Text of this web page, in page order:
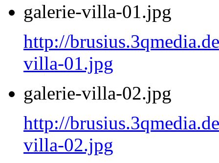
galerie-villa-01.jpg
http://
villa-01.jpg
galerie-villa-02.jpg
http://
villa-02.jpg